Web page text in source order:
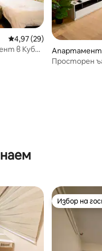
Средна оценка: 4,97 от
4,97 (29)
в Кубао
Апартамент
Просторен
Избор на
Избор на